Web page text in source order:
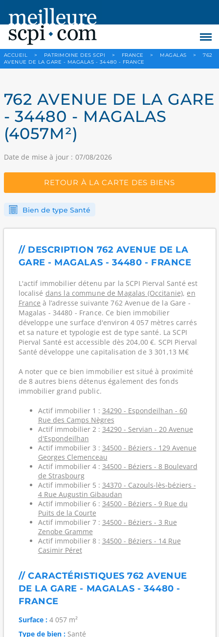
ACCUEIL > PATRIMOINE DES SCPI > FRANCE > MAGALAS >
762
AVENUE DE LA GARE - MAGALAS - 34480 - FRANCE
762 AVENUE DE LA GARE
- 34480 - MAGALAS
(4057M²)
Date de mise à jour : 07/08/2026
RETOUR À LA CARTE DES BIENS
Bien de type Santé
// DESCRIPTION 762 AVENUE DE LA
GARE - MAGALAS - 34480 - FRANCE
L'actif immobilier détenu par la SCPI Pierval Santé est
localisé dans la commune de Magalas (Occitanie), en
France à l’adresse suivante 762 Avenue de la Gare -
Magalas - 34480 - France. Ce bien immobilier
développe une surface d'environ 4 057 mètres carrés
et sa nature et typologie est de type santé. La SCPI
Pierval Santé est accessible dès 204,00 €. SCPI Pierval
Santé développe une capitalisation de 3 301,13 M€
A noter que ce bien immobilier est situé à proximité
de 8 autres biens détenus également des fonds
immobilier grand public.
Actif immobilier 1 : 34290 - Espondeilhan - 60
Rue des Camps Nègres
Actif immobilier 2 : 34290 - Servian - 20 Avenue
d'Espondeilhan
Actif immobilier 3 : 34500 - Béziers - 129 Avenue
Georges Clemenceau
Actif immobilier 4 : 34500 - Béziers - 8 Boulevard
de Strasbourg
Actif immobilier 5 : 34370 - Cazouls-lès-béziers -
4 Rue Augustin Gibaudan
Actif immobilier 6 : 34500 - Béziers - 9 Rue du
Puits de la Courte
Actif immobilier 7 : 34500 - Béziers - 3 Rue
Zenobe Gramme
Actif immobilier 8 : 34500 - Béziers - 14 Rue
Casimir Péret
// CARACTÉRISTIQUES 762 AVENUE
DE LA GARE - MAGALAS - 34480 -
FRANCE
Surface :4 057 m²
Type de bien :Santé